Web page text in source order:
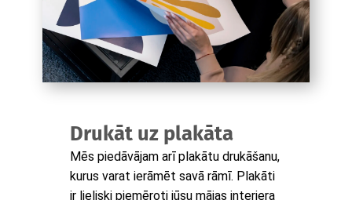
Drukāt uz plakāta
Mēs piedāvājam arī plakātu drukāšanu,
kurus varat ierāmēt savā rāmī. Plakāti
ir lieliski piemēroti jūsu mājas interjera